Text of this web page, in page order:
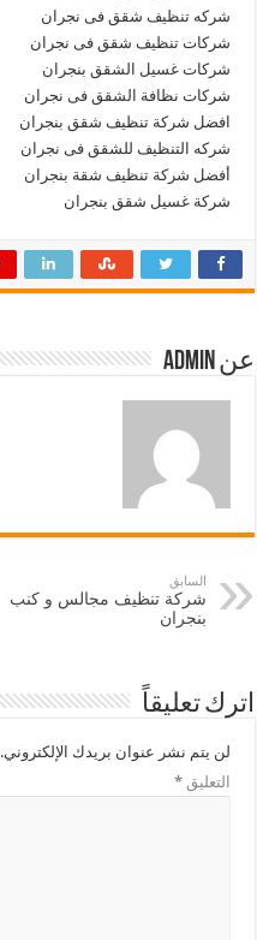
شركه تنظيف شقق فى نجران
شركات تنظيف شقق فى نجران
شركات غسيل الشقق بنجران
شركات نظافة الشقق فى نجران
افضل شركة تنظيف شقق بنجران
شركه التنظيف للشقق فى نجران
أفضل شركة تنظيف شقة بنجران
شركة غسيل شقق بنجران
عن admin
السابق
شركة تنظيف مجالس و كنب
بنجران
اترك تعليقاً
لن يتم نشر عنوان بريدك الإلكتروني.
التعليق*